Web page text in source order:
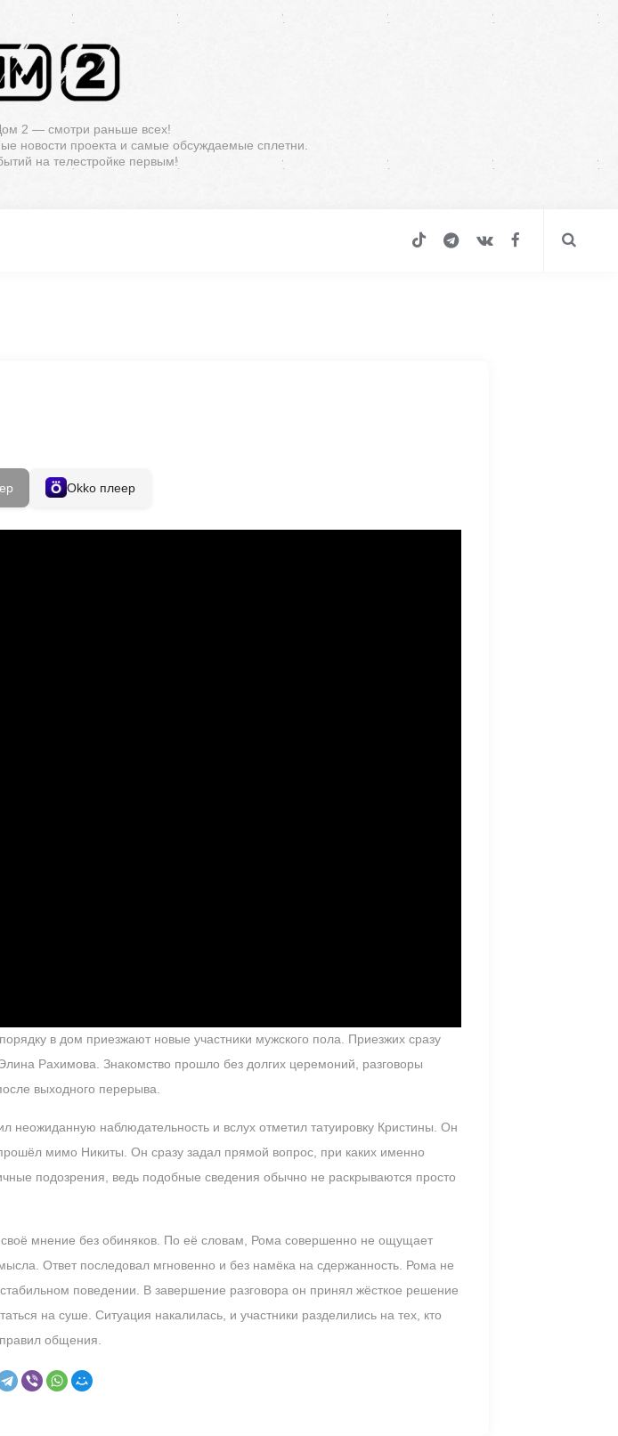
2 — смотри раньше всех!
новости проекта и самые обсуждаемые сплетни.
на телестройке первым!
Okko плеер
в дом приезжают новые участники мужского пола. Приезжих сразу
Рахимова. Знакомство прошло без долгих церемоний, разговоры
выходного перерыва.
неожиданную наблюдательность и вслух отметил татуировку Кристины. Он
мимо Никиты. Он сразу задал прямой вопрос, при каких именно
подозрения, ведь подобные сведения обычно не раскрываются просто
мнение без обиняков. По её словам, Рома совершенно не ощущает
Ответ последовал мгновенно и без намёка на сдержанность. Рома не
поведении. В завершение разговора он принял жёсткое решение
на суше. Ситуация накалилась, и участники разделились на тех, кто
общения.